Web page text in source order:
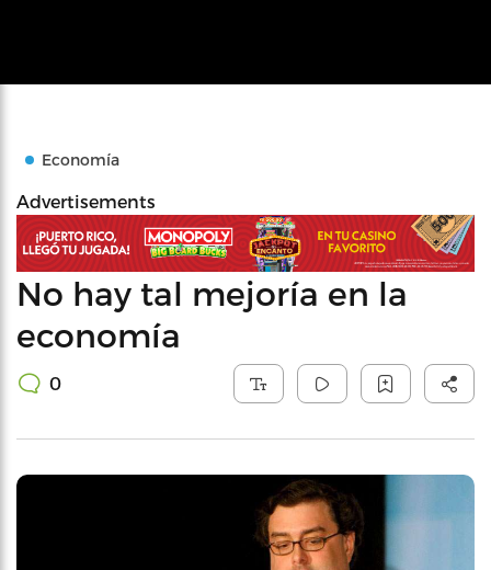
Economía
Advertisements
No hay tal mejoría en la
economía
0